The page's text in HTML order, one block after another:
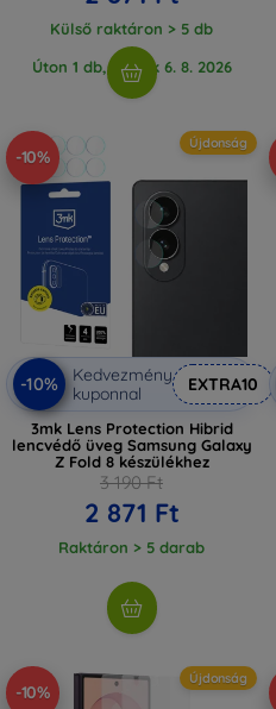
Külső raktáron > 5 db
Úton 1 db, várjuk 6. 8. 2026
-10%
Újdonság
-10%
Kedvezmény
kuponnal
EXTRA10
3mk Lens Protection Hibrid
lencvédő üveg Samsung Galaxy
Z Fold 8 készülékhez
3 190 Ft
2 871 Ft
Raktáron > 5 darab
-10%
Újdonság